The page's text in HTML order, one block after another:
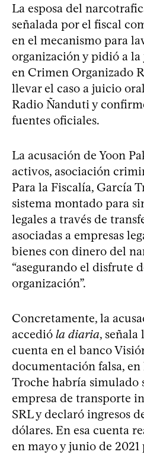
La esposa del
señalada por el fiscal
en el mecanismo para
organización y pidió a la
en Crimen Organizado
llevar el caso a juicio
Radio Ñanduti y
fuentes oficiales.
La acusación de Yoon
activos, asociación
Para la Fiscalía, García
sistema montado para
legales a través de
asociadas a empresas
bienes con dinero del
“asegurando el disfrute
organización”.
Concretamente, la
accedió la diaria,
cuenta en el banco
documentación falsa,
Troche habría simulado
empresa de transporte
SRL y declaró ingresos
dólares. En esa cuenta
en mayo y junio de